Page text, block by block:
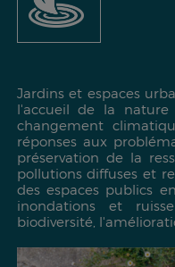
Jardins et espaces
l'accueil de la
changement
réponses aux
préservation de la
pollutions diffuses et
des espaces publics
inondations et
biodiversité,